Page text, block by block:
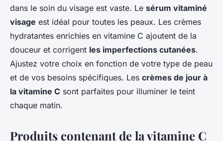
dans le soin du visage est vaste. Le sérum vitaminé
visage est idéal pour toutes les peaux. Les crèmes
hydratantes enrichies en vitamine C ajoutent de la
douceur et corrigent les imperfections cutanées.
Ajustez votre choix en fonction de votre type de peau
et de vos besoins spécifiques. Les crèmes de jour à
la vitamine C sont parfaites pour illuminer le teint
chaque matin.
Produits contenant de la vitamine C